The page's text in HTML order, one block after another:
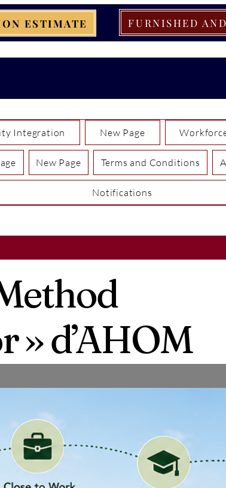
ESTIMATE FURNISHED
Integration New Page
New Page Terms and Conditions
Notifications
d’AHOM